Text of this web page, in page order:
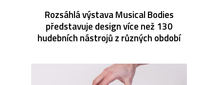
Rozsáhlá výstava Musical Bodies
představuje design více než 130
hudebních nástrojů z různých období